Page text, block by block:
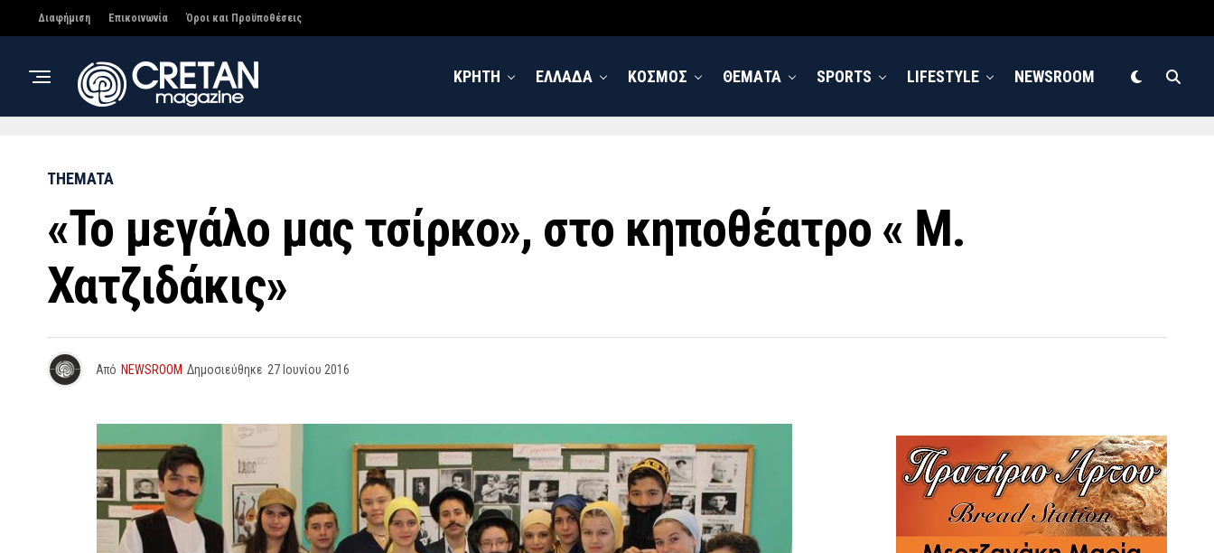
Διαφήμιση Επικοινωνία Όροι και Προϋποθέσεις
ΚΡΗΤΗ ΕΛΛΑΔΑ ΚΟΣΜΟΣ ΘΕΜΑΤΑ SPORTS LIFESTYLE NEWSROOM
THEMATA
«Το μεγάλο μας τσίρκο», στο κηποθέατρο « Μ.
Χατζιδάκις»
Από NEWSROOM Δημοσιεύθηκε 27 Ιουνίου 2016